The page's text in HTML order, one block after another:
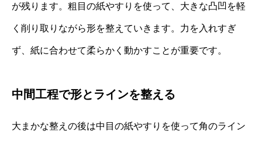
が残ります。粗目の紙やすりを使って、大きな凸凹を軽
く削り取りながら形を整えていきます。力を入れすぎ
ず、紙に合わせて柔らかく動かすことが重要です。
中間工程で形とラインを整える
大まかな整えの後は中目の紙やすりを使って角のライン